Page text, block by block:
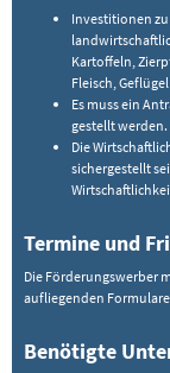
Investitionen
Kartoffeln,
Fleisch,
Es muss ein
gestellt werden.
Die
sichergestellt
Termine und
Die Förderungswerber
aufliegenden
Benötigte